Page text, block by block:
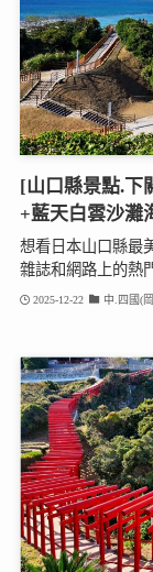
[山口縣景點.下
+藍天白雲沙灘
想看日本山口縣最
雜誌和網路上的熱
2025-12-22 中.四國(